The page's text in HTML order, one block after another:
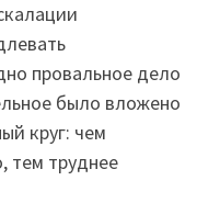
провальное дело
было вложено
круг: чем
тем труднее